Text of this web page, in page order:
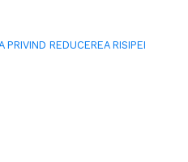
PRIVIND REDUCEREA RISIPEI